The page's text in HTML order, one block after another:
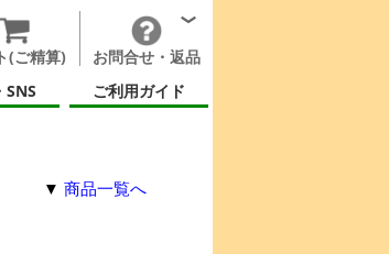
(ご精算)
お問合せ・返品
SNS ご利用ガイド
▼ 商品一覧へ